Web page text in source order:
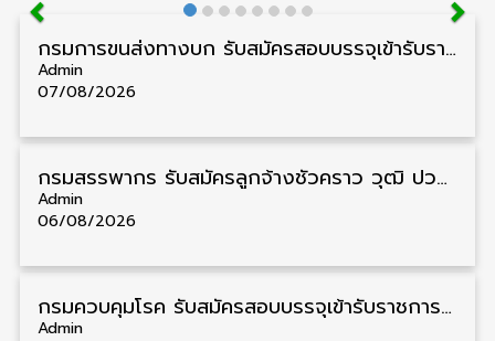
กรมการขนส่งทางบก รับสมัครสอบบรรจุเข้ารับราชการ วุฒิ ปวส. 24 อัตรา รับสมัคร 18 สิงหาคม – 7 กันยายน
Admin
07/08/2026
กรมสรรพากร รับสมัครลูกจ้างชั่วคราว วุฒิ ปวช./ป.ตรี 138 อัตรา รับสมัคร 17 – 31 สิงหาคม
Admin
06/08/2026
กรมควบคุมโรค รับสมัครสอบบรรจุเข้ารับราชการ วุฒิ ปวส./ป.ตรี 17 อัตรา รับสมัคร 17 สิงหาคม – 4 กันยายน
Admin